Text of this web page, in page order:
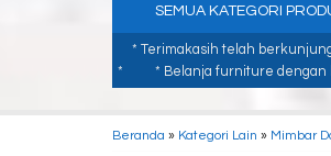
SEMUA KATEGORI
* Terimakasih telah
*
* Belanja furniture dengan
Beranda » Kategori Lain » Mimbar